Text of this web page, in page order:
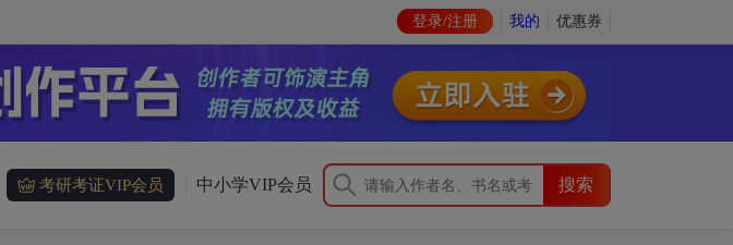
登录/注册 我的 优惠券
考研考证VIP会员 中小学VIP会员